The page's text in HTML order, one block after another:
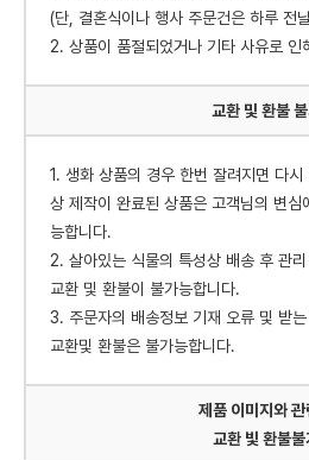
(단, 결혼식이나 행사 주문건은 하루 전
2. 상품이 품절되었거나 기타 사유로 인
교환 및 환불
1. 생화 상품의 경우 한번 잘려지면 다
상 제작이 완료된 상품은 고객님의 변
능합니다.
2. 살아있는 식물의 특성상 배송 후 관
교환 및 환불이 불가능합니다.
3. 주문자의 배송정보 기재 오류 및 받
교환및 환불은 불가능합니다.
제품 이미지와 관
교환 빛 환불불